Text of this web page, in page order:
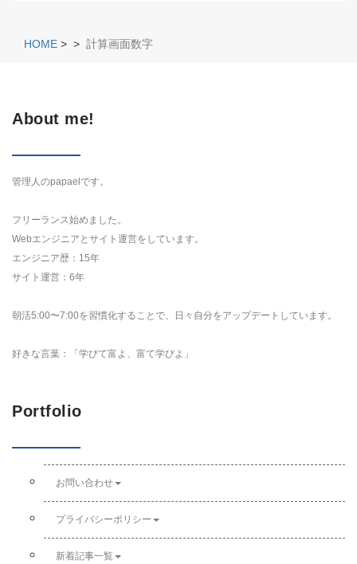
HOME > > 計算画面数字
About me!
管理人のpapaelです。
フリーランス始めました。
Webエンジニアとサイト運営をしています。
エンジニア歴：15年
サイト運営：6年
朝活5:00〜7:00を習慣化することで、日々自分をアップデートしています。
好きな言葉：「学びて富よ、富て学びよ」
Portfolio
お問い合わせ
プライバシーポリシー
新着記事一覧